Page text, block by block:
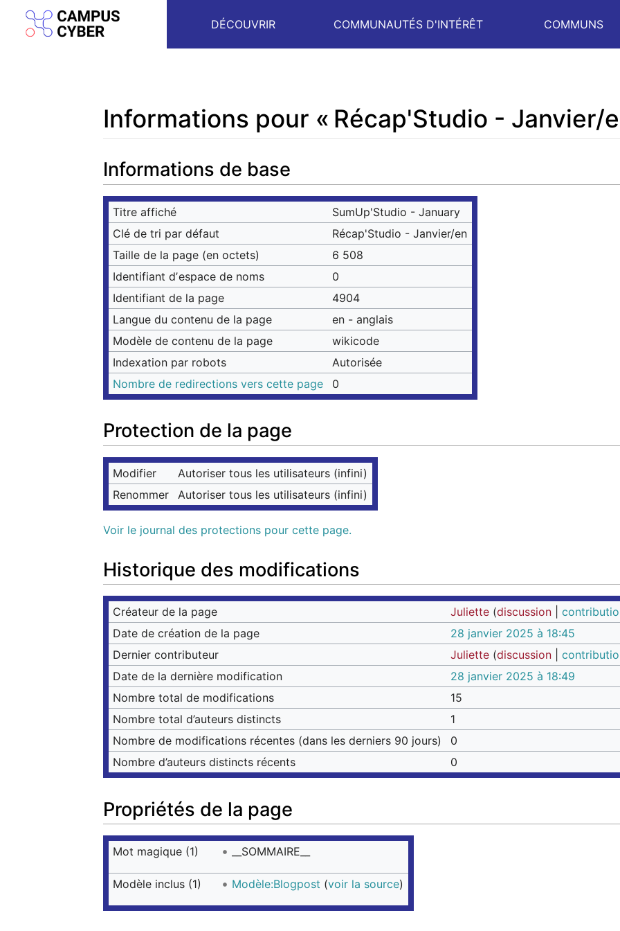
DÉCOUVRIR COMMUNAUTÉS D'INTÉRÊT COMMUNS
Informations pour « Récap'Studio - Janvier/
Informations de base
Titre affiché
SumUp'Studio - January
Clé de tri par défaut
Récap'Studio - Janvier/en
Taille de la page (en octets)
6 508
Identifiant dʼespace de noms
0
Identifiant de la page
4904
Langue du contenu de la page
en - anglais
Modèle de contenu de la page
wikicode
Indexation par robots
Autorisée
Nombre de redirections vers cette page
0
Protection de la page
Modifier
Autoriser tous les utilisateurs (infini)
Renommer
Autoriser tous les utilisateurs (infini)
Voir le journal des protections pour cette page.
Historique des modifications
Créateur de la page Juliette (discussion |
Date de création de la page
28 janvier 2025 à 18:45
Dernier contributeur
Juliette (discussion |
Date de la dernière modification
28 janvier 2025 à 18:49
Nombre total de modifications
15
Nombre total d’auteurs distincts
1
Nombre de modifications récentes (dans les derniers 90 jours)
0
Nombre d’auteurs distincts récents
0
Propriétés de la page
Mot magique (1) __SOMMAIRE__
Modèle inclus (1) Modèle:Blogpost (voir la source)